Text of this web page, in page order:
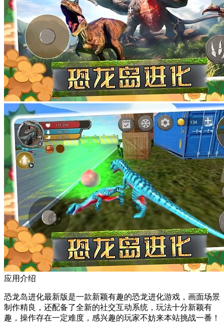
应用介绍
恐龙岛进化最新版是一款新颖有趣的恐龙进化游戏，画面场景
制作精良，还配备了全新的社交互动系统，玩法十分新颖有
趣，操作存在一定难度，感兴趣的玩家不妨来本站挑战一番！